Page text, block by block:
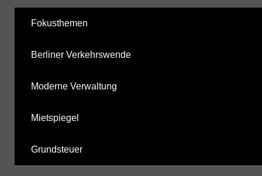
Fokusthemen
Berliner Verkehrswende
Moderne Verwaltung
Mietspiegel
Grundsteuer